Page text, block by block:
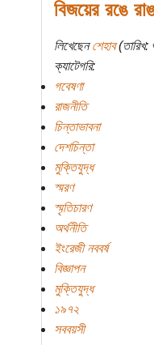
বিজয়ের রঙে
লিখেছেনশেহাব(তারিখ:
ক্যাটেগরি:
গবেষণা
রাজনীতি
চিন্তাভাবনা
দেশচিন্তা
মুক্তিযুদ্ধ
স্মরণ
স্মৃতিচারণ
অর্থনীতি
ইংরেজী নববর্ষ
বিজ্ঞাপন
মুক্তিযুদ্ধ
১৯৭২
সববয়সী